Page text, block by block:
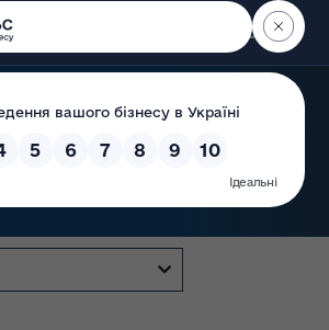
Пошук